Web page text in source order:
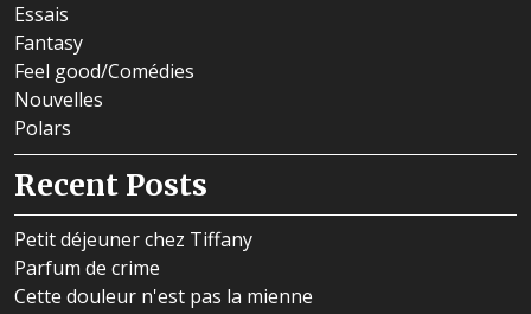
Essais
Fantasy
Feel good/Comédies
Nouvelles
Polars
Recent Posts
Petit déjeuner chez Tiffany
Parfum de crime
Cette douleur n'est pas la mienne